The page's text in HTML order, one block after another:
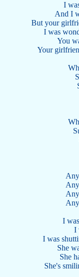
I
And I
But your
I was
You
Your
I
I
I was
She
She
She's